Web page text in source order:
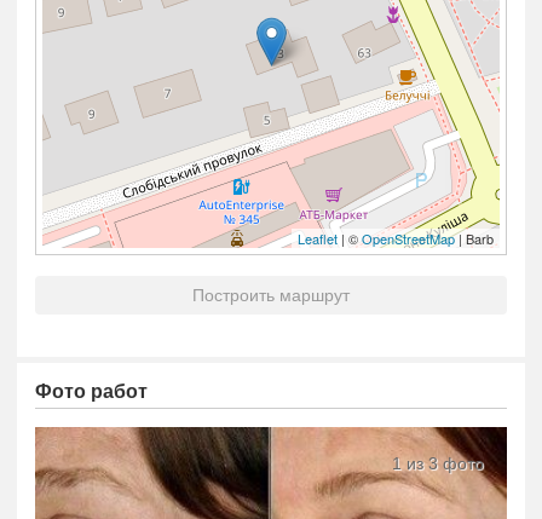
Leaflet | ©OpenStreetMap| Barb
Построить маршрут
Фото работ
1 из 3 фото